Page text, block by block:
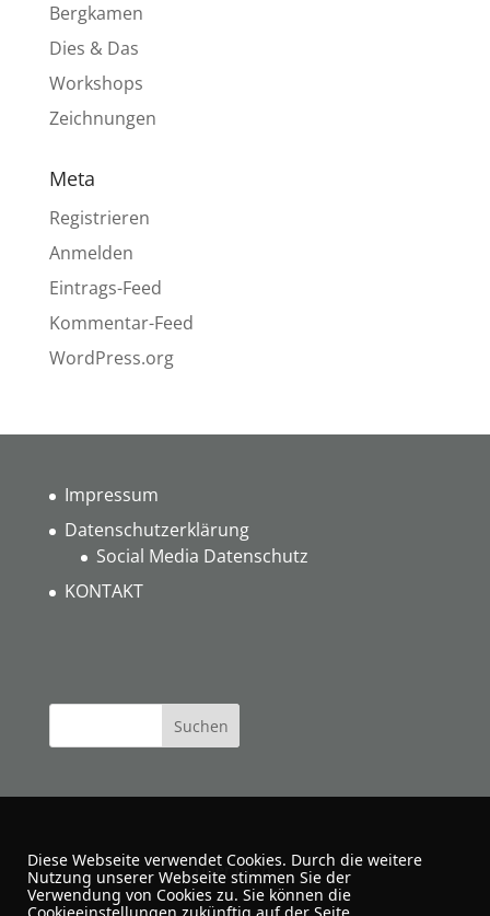
Bergkamen
Dies & Das
Workshops
Zeichnungen
Meta
Registrieren
Anmelden
Eintrags-Feed
Kommentar-Feed
WordPress.org
Impressum
Datenschutzerklärung
Social Media Datenschutz
KONTAKT
Über mich
Diese Webseite verwendet Cookies. Durch die weitere
Nutzung unserer Webseite stimmen Sie der
Verwendung von Cookies zu. Sie können die